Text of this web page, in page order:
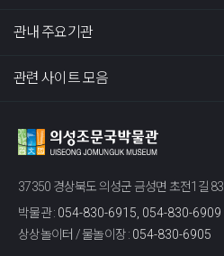
관내 주요기관
관련 사이트 모음
37350 경상북도 의성군 금성면 초전1길 83
박물관 : 054-830-6915, 054-830-6909
상상놀이터 / 물놀이장 : 054-830-6905